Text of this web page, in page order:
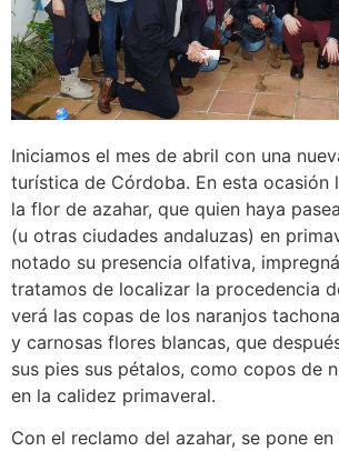
Iniciamos el mes de abril con una
turística de Córdoba. En esta ocasión
la flor de azahar, que quien haya
(u otras ciudades andaluzas) en
notado su presencia olfativa,
tratamos de localizar la procedencia
verá las copas de los naranjos
y carnosas flores blancas, que
sus pies sus pétalos, como copos de
en la calidez primaveral.
Con el reclamo del azahar, se pone en